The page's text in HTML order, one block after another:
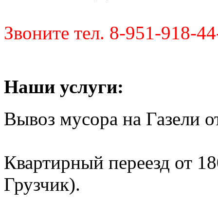
Звоните тел. 8-951-918-
Наши услуги:
Вывоз мусора на Газели
Квартирный переезд от
Грузчик).